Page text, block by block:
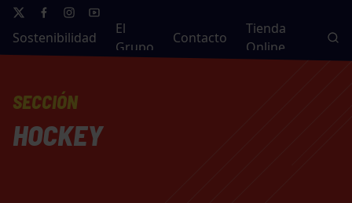
Sostenibilidad
El
Grupo
Contacto
Tienda
Online
SECCIÓN
HOCKEY